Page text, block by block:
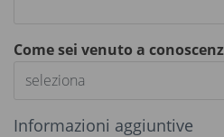
Come sei venuto a
seleziona
Informazioni aggiuntive